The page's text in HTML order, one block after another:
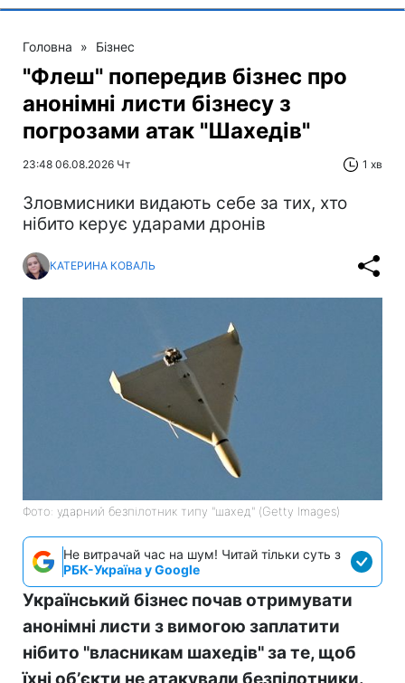
Головна » Бізнес
"Флеш" попередив бізнес про
анонімні листи бізнесу з
погрозами атак "Шахедів"
23:48 06.08.2026 Чт 1 хв
Зловмисники видають себе за тих, хто
нібито керує ударами дронів
КАТЕРИНА КОВАЛЬ
Фото: ударний безпілотник типу "шахед" (Getty Images)
Не витрачай час на шум! Читай тільки суть з
РБК-Україна у Google
Український бізнес почав отримувати
анонімні листи з вимогою заплатити
нібито "власникам шахедів" за те, щоб
їхні обʼєкти не атакували безпілотники.